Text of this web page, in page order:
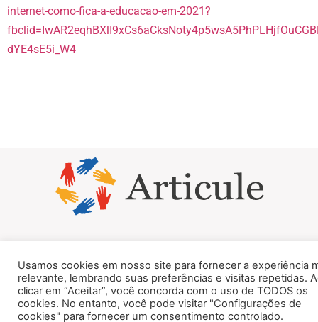
internet-como-fica-a-educacao-em-2021?
dYE4sE5i_W4
Usamos cookies em nosso site para fornecer a experiência
relevante, lembrando suas preferências e visitas repetidas.
clicar em “Aceitar”, você concorda com o uso de TODOS os
cookies. No entanto, você pode visitar "Configurações de
cookies" para fornecer um consentimento controlado.